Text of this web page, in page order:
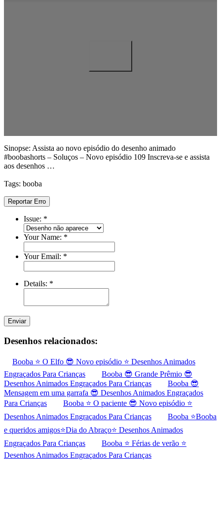
Sinopse: Assista ao novo episódio do desenho animado
#boobashorts – Soluços – Novo episódio 109 Inscreva-se e assista
aos desenhos …
Tags: booba
Reportar Erro
Issue: *
Your Name: *
Your Email: *
Details: *
Enviar
Desenhos relacionados:
Booba ⭐ O Elfo 😎 Novo episódio ⭐ Desenhos Animados
Engraçados Para Crianças
Booba 😎 Grande Prêmio 😎
Desenhos Animados Engraçados Para Crianças
Booba 😎
Mensagem em uma garrafa 😎 Desenhos Animados Engraçados
Para Crianças
Booba ⭐ O paciente 😎 Novo episódio ⭐
Desenhos Animados Engraçados Para Crianças
Booba ⭐Booba
e queridos amigos⭐Dia do Abraço⭐ Desenhos Animados
Engraçados Para Crianças
Booba ⭐ Férias de verão ⭐
Desenhos Animados Engraçados Para Crianças